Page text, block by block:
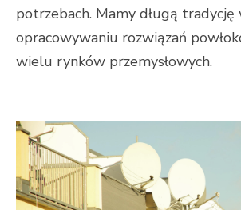
potrzebach. Mamy długą tradycję
opracowywaniu rozwiązań
wielu rynków przemysłowych.